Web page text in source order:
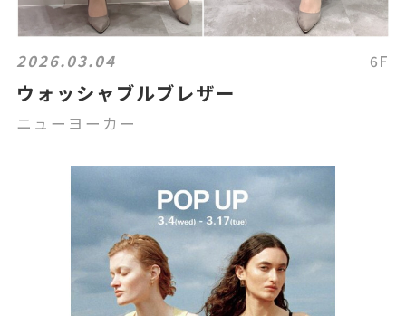
2026.03.04 6F
ウォッシャブルブレザー
ニューヨーカー